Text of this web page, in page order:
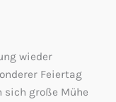
wieder
Feiertag
sich große Mühe